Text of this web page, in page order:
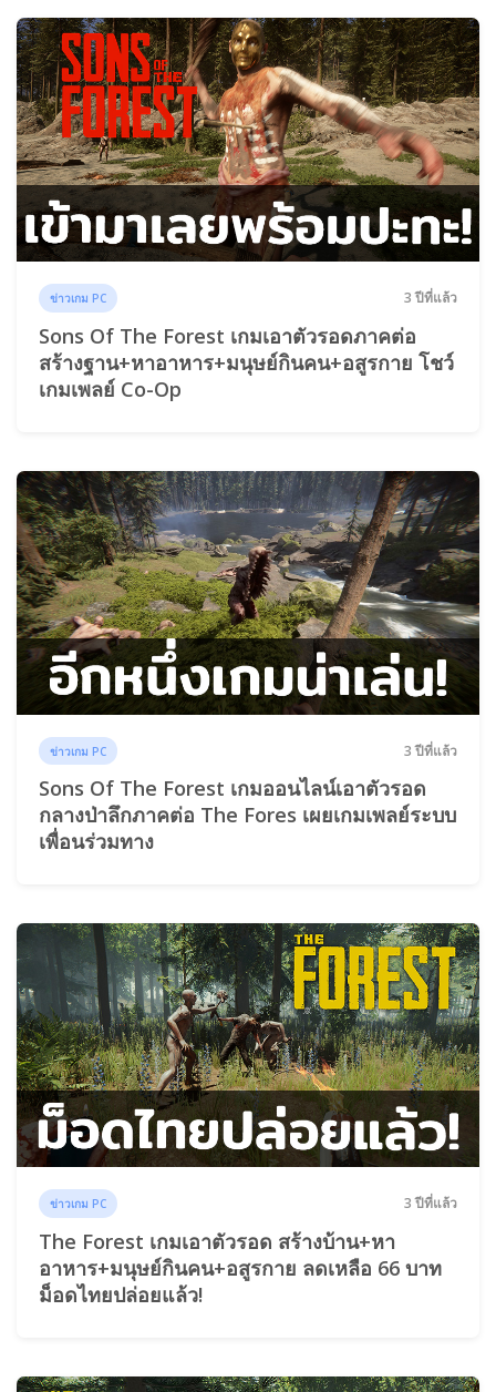
ข่าวเกม PC 3 ปีที่แล้ว
Sons Of The Forest เกมเอาตัวรอดภาคต่อ
สร้างฐาน+หาอาหาร+มนุษย์กินคน+อสูรกาย โชว์
เกมเพลย์ Co-Op
ข่าวเกม PC 3 ปีที่แล้ว
Sons Of The Forest เกมออนไลน์เอาตัวรอด
กลางป่าลึกภาคต่อ The Fores เผยเกมเพลย์ระบบ
เพื่อนร่วมทาง
ข่าวเกม PC 3 ปีที่แล้ว
The Forest เกมเอาตัวรอด สร้างบ้าน+หา
อาหาร+มนุษย์กินคน+อสูรกาย ลดเหลือ 66 บาท
ม็อดไทยปล่อยแล้ว!